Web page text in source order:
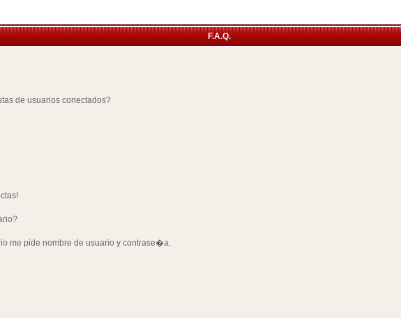
F.A.Q.
de usuarios conectados?
me pide nombre de usuario y contrase�a.